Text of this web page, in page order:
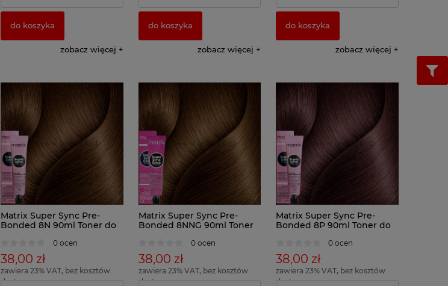
do koszyka
zobacz więcej
do koszyka
zobacz więcej
do koszyka
zobacz więcej
Matrix Super Sync Pre-
Bonded 8N 90ml Toner do
0 ocen
38,00 zł
zawiera 23% VAT, bez kosztów
dostawy
Matrix Super Sync Pre-
Bonded 8NNG 90ml Toner
0 ocen
38,00 zł
zawiera 23% VAT, bez kosztów
dostawy
Matrix Super Sync Pre-
Bonded 8P 90ml Toner do
0 ocen
38,00 zł
zawiera 23% VAT, bez kosztów
dostawy